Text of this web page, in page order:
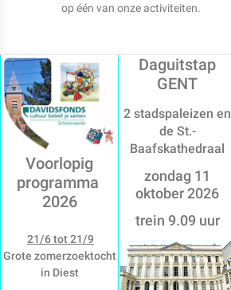
op één van onze activiteiten.
Voorlopig
programma
2026
21/6 tot 21/9
Grote zomerzoektocht
in Diest
Daguitstap
GENT
2 stadspaleizen en
de St.-
Baafskathedraal
zondag 11
oktober 2026
trein 9.09 uur